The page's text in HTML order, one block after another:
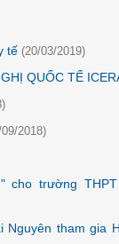
tế (20/03/2019)
QUỐC TẾ
09/2018)
trường THPT
tham gia